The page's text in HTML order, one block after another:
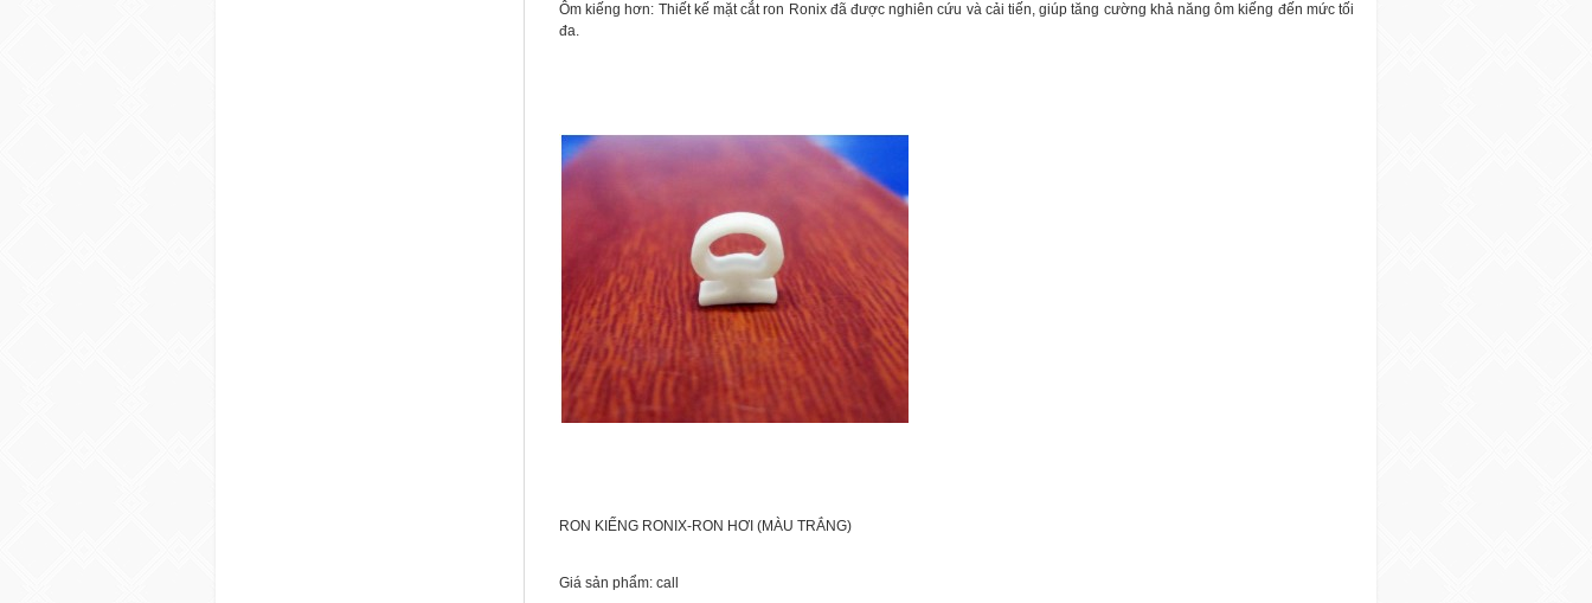
Ôm kiếng hơn: Thiết kế mặt cắt ron Ronix đã được nghiên cứu và cải tiến, giúp tăng cường khả năng ôm kiếng đến mức tối
đa.
RON KIẾNG RONIX-RON HƠI (MÀU TRẮNG)
Giá sản phẩm: call